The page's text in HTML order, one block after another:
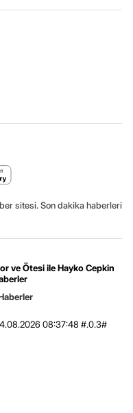
sitesi. Son dakika haberleri
ve Ötesi ile Hayko Cepkin
08:37:48 #.0.3#